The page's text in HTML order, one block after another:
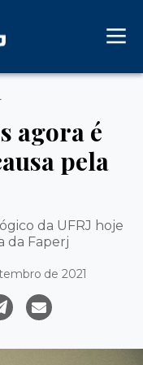
agora é
pela
da UFRJ hoje
da Faperj
de 2021